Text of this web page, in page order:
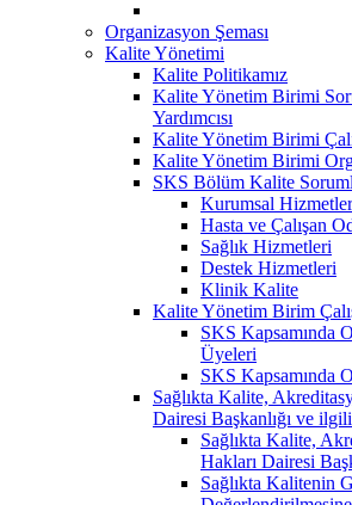
Organizasyon Şeması
Kalite Yönetimi
Kalite Politikamız
Kalite Yönetim Birimi
Yardımcısı
Kalite Yönetim Birimi
Kalite Yönetim Birimi
SKS Bölüm Kalite
Kurumsal Hizmetler
Hasta ve Çalışan
Sağlık Hizmetleri
Destek Hizmetleri
Klinik Kalite
Kalite Yönetim Birim
SKS Kapsamında
Üyeleri
SKS Kapsamında
Sağlıkta Kalite,
Dairesi Başkanlığı ve
Sağlıkta Kalite,
Hakları Dairesi
Sağlıkta Kalitenin